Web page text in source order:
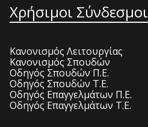
Χρήσιμοι Σύνδεσμοι
Κανονισμός Λειτουργίας
Κανονισμός Σπουδών
Οδηγός Σπουδών Π.Ε.
Οδηγός Σπουδών Τ.Ε.
Οδηγός Επαγγελμάτων Π.Ε.
Οδηγός Επαγγελμάτων Τ.Ε.